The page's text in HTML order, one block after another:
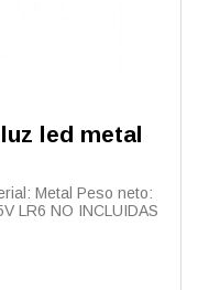
led metal
Metal Peso neto:
LR6 NO INCLUIDAS